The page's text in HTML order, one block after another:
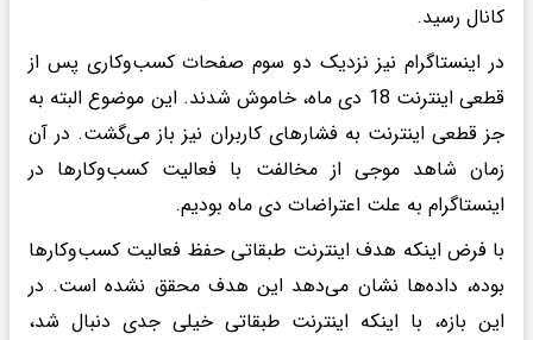
کانال رسید.
در اینستاگرام نیز نزدیک دو سوم صفحات کسب‌وکاری پس از
قطعی اینترنت 18 دی ماه، خاموش شدند. این موضوع البته به
جز قطعی اینترنت به فشارهای کاربران نیز باز می‌گشت. در آن
زمان شاهد موجی از مخالفت با فعالیت کسب‌وکارها در
اینستاگرام به علت اعتراضات دی ماه بودیم.
با فرض اینکه هدف اینترنت طبقاتی حفظ فعالیت کسب‌وکارها
بوده، داده‌ها نشان می‌دهد این هدف محقق نشده است. در
این بازه، با اینکه اینترنت طبقاتی خیلی جدی دنبال شد،